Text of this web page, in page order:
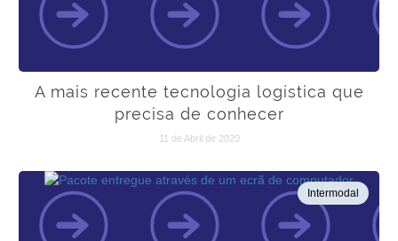
A mais recente tecnologia logística que
precisa de conhecer
11 de Abril de 2020
Intermodal